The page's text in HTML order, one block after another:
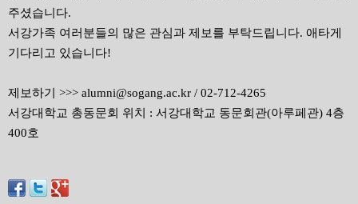
주셨습니다.
서강가족 여러분들의 많은 관심과 제보를 부탁드립니다. 애타게
기다리고 있습니다!
제보하기 >>> alumni@sogang.ac.kr / 02-712-4265
서강대학교 총동문회 위치 : 서강대학교 동문회관(아루페관) 4층
400호